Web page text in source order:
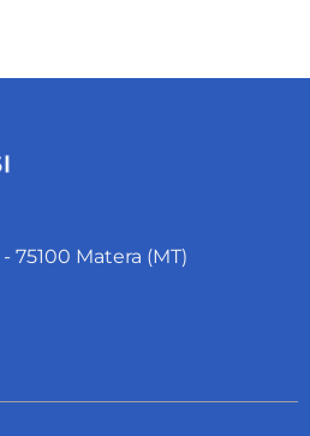
75100 Matera (MT)